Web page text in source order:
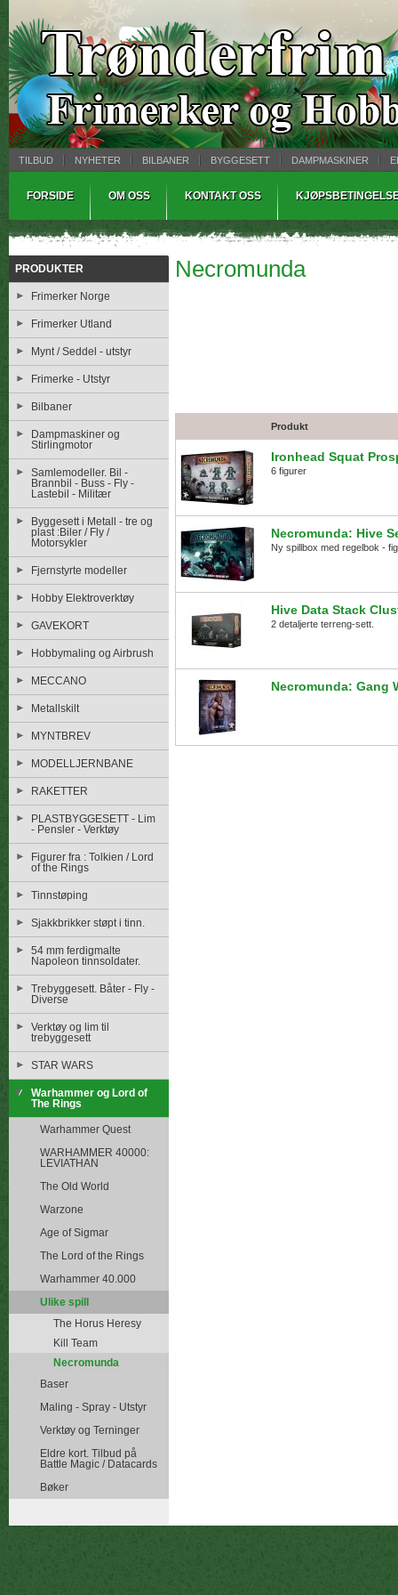
TILBUD NYHETER BILBANER BYGGESETT DAMPMASKINER
FORSIDE OM OSS KONTAKT OSS
PRODUKTER
Frimerker Norge
Frimerker Utland
Mynt / Seddel - utstyr
Frimerke - Utstyr
Bilbaner
Dampmaskiner og
Stirlingmotor
Samlemodeller. Bil -
Brannbil - Buss - Fly -
Lastebil - Militær
Byggesett i Metall - tre og
plast :Biler / Fly /
Motorsykler
Fjernstyrte modeller
Hobby Elektroverktøy
GAVEKORT
Hobbymaling og Airbrush
MECCANO
Metallskilt
MYNTBREV
MODELLJERNBANE
RAKETTER
PLASTBYGGESETT - Lim
- Pensler - Verktøy
Figurer fra : Tolkien / Lord
of the Rings
Tinnstøping
Sjakkbrikker støpt i tinn.
54 mm ferdigmalte
Napoleon tinnsoldater.
Trebyggesett. Båter - Fly -
Diverse
Verktøy og lim til
trebyggesett
STAR WARS
Warhammer og Lord of
The Rings
Warhammer Quest
WARHAMMER 40000:
LEVIATHAN
The Old World
Warzone
Age of Sigmar
The Lord of the Rings
Warhammer 40.000
Ulike spill
The Horus Heresy
Kill Team
Necromunda
Baser
Maling - Spray - Utstyr
Verktøy og Terninger
Eldre kort. Tilbud på
Battle Magic / Datacards
Bøker
Necromunda
Produkt
Ironhead Squat
6 figurer
Necromunda: Hive
Ny spillbox med regelbok -
Hive Data Stack
2 detaljerte terreng-sett.
Necromunda: Gang